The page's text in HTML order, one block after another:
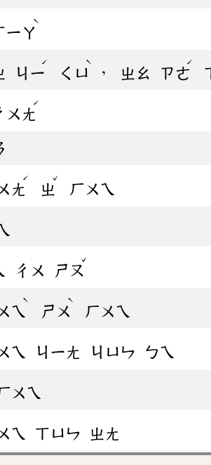
ㄧㄚ
ˋ
ㄐㄧ
ˊ
ㄑㄩ
ˋ
， ㄓㄠ ㄗㄜ
ˊ
ㄨㄤ
ˊ
ㄤ
ˊ
ㄓ
ˇ
ㄏㄨㄟ
ㄔㄨ ㄕㄡ
ˇ
ㄟ
ˋ
ㄕㄨ
ˋ
ㄏㄨㄟ
ㄟ ㄐㄧㄤ ㄐㄩㄣ ㄅㄟ
ㄨㄟ
ㄟ ㄒㄩㄣ ㄓㄤ